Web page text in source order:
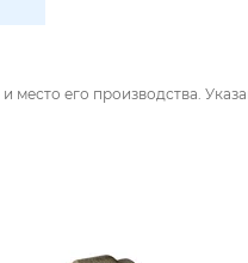
его производства.